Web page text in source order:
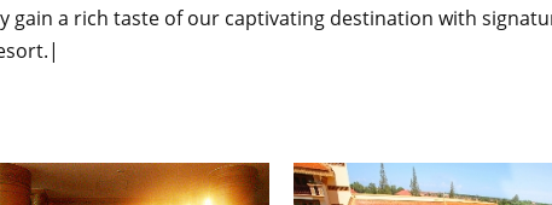
a rich taste of our captivating destination with